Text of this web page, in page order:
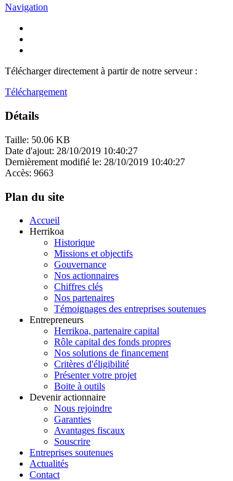
Navigation
Télécharger directement à partir de notre serveur :
Téléchargement
Détails
Taille: 50.06 KB
Date d'ajout: 28/10/2019 10:40:27
Dernièrement modifié le: 28/10/2019 10:40:27
Accès: 9663
Plan du site
Accueil
Herrikoa
Historique
Missions et objectifs
Gouvernance
Nos actionnaires
Chiffres clés
Nos partenaires
Témoignages des entreprises soutenues
Entrepreneurs
Herrikoa, partenaire capital
Rôle capital des fonds propres
Nos solutions de financement
Critères d'éligibilité
Présenter votre projet
Boite à outils
Devenir actionnaire
Nous rejoindre
Garanties
Avantages fiscaux
Souscrire
Entreprises soutenues
Actualités
Contact